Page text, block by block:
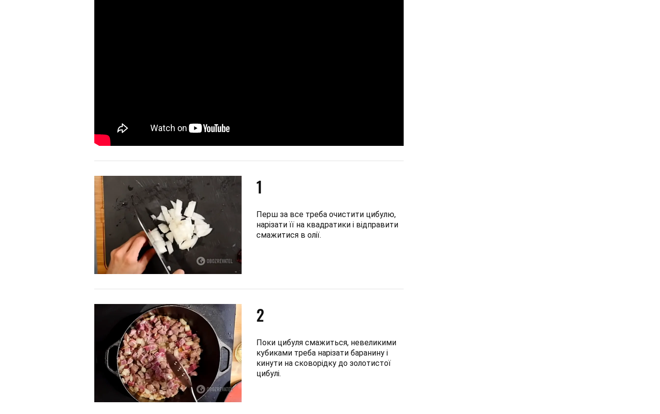
1
Перш за все треба очистити цибулю,
нарізати її на квадратики і відправити
смажитися в олії.
2
Поки цибуля смажиться, невеликими
кубиками треба нарізати баранину і
кинути на сковорідку до золотистої
цибулі.